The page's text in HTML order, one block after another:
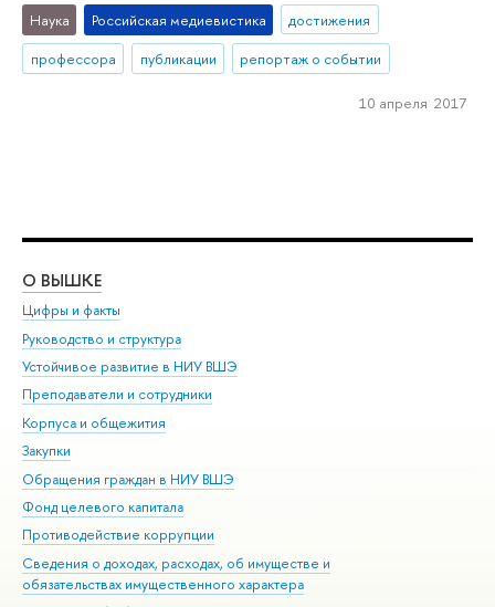
Наука Российская медиевистика
достижения
профессора
публикации репортаж о событии
10 апреля 2017
О ВЫШКЕ
Цифры и факты
Руководство и структура
Устойчивое развитие в НИУ ВШЭ
Преподаватели и сотрудники
Корпуса и общежития
Закупки
Обращения граждан в НИУ ВШЭ
Фонд целевого капитала
Противодействие коррупции
Сведения о доходах, расходах, об имуществе и
обязательствах имущественного характера